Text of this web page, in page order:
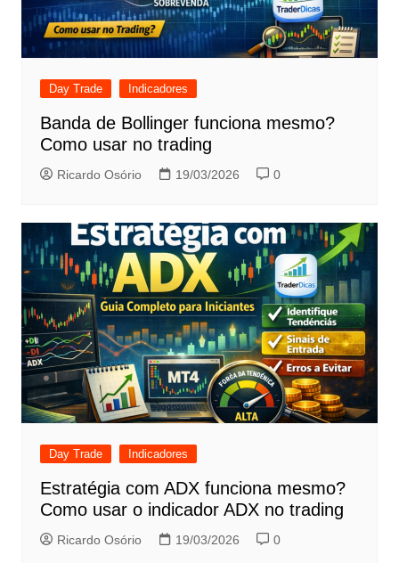
Day Trade Indicadores
Banda de Bollinger funciona mesmo?
Como usar no trading
Ricardo Osório 19/03/2026 0
Day Trade Indicadores
Estratégia com ADX funciona mesmo?
Como usar o indicador ADX no trading
Ricardo Osório 19/03/2026 0